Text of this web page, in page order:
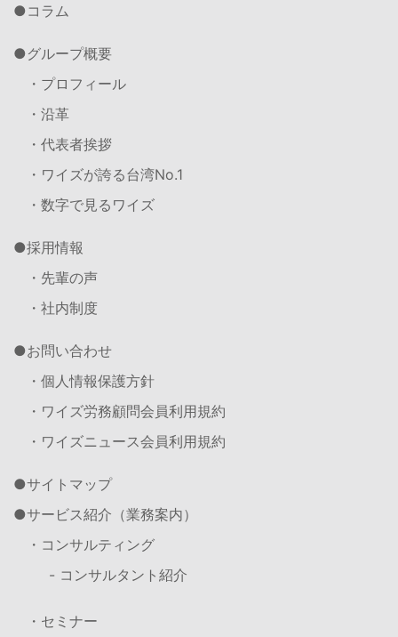
コラム
グループ概要
・プロフィール
・沿革
・代表者挨拶
・ワイズが誇る台湾No.1
・数字で見るワイズ
採用情報
・先輩の声
・社内制度
お問い合わせ
・個人情報保護方針
・ワイズ労務顧問会員利用規約
・ワイズニュース会員利用規約
サイトマップ
サービス紹介（業務案内）
・コンサルティング
- コンサルタント紹介
・セミナー